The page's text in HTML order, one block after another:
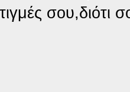
σου,διότι